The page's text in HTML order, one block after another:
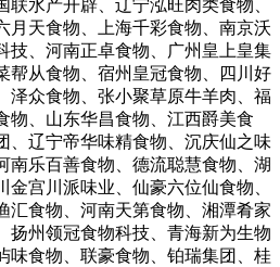
水产开辟、辽宁泓旺肉类食物、
月天食物、上海千彩食物、南京沃
技、河南正卓食物、广州皇上皇集
帮从食物、宿州皇冠食物、四川好
泽众食物、张小聚草原牛羊肉、福
物、山东华昌食物、江西爵美食
、辽宁帝华味精食物、沉庆仙之味
南乐百善食物、德流聪慧食物、湖
宫川派味业、仙豪六位仙食物、
汇食物、河南天第食物、湘潭肴家
扬州领冠食物科技、青海新为生物
味食物、联豪食物、铂瑞集团、桂